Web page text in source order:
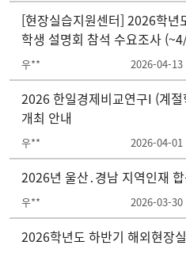
[현장실습지원센터] 2026학년
학생 설명회 참석 수요조사
우** 2026-04-13
2026 한일경제비교연구I (계
개최 안내
우** 2026-04-01
2026년 울산․경남 지역인재
우** 2026-03-30
2026학년도 하반기 해외현장